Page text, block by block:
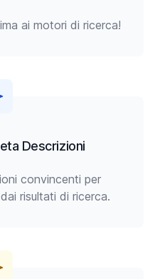
ai motori di ricerca!
Descrizioni
convincenti per
risultati di ricerca.